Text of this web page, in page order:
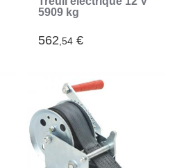
5909 kg
562,54 €